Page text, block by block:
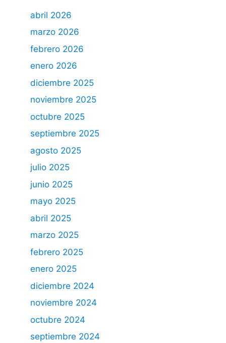
abril 2026
marzo 2026
febrero 2026
enero 2026
diciembre 2025
noviembre 2025
octubre 2025
septiembre 2025
agosto 2025
julio 2025
junio 2025
mayo 2025
abril 2025
marzo 2025
febrero 2025
enero 2025
diciembre 2024
noviembre 2024
octubre 2024
septiembre 2024